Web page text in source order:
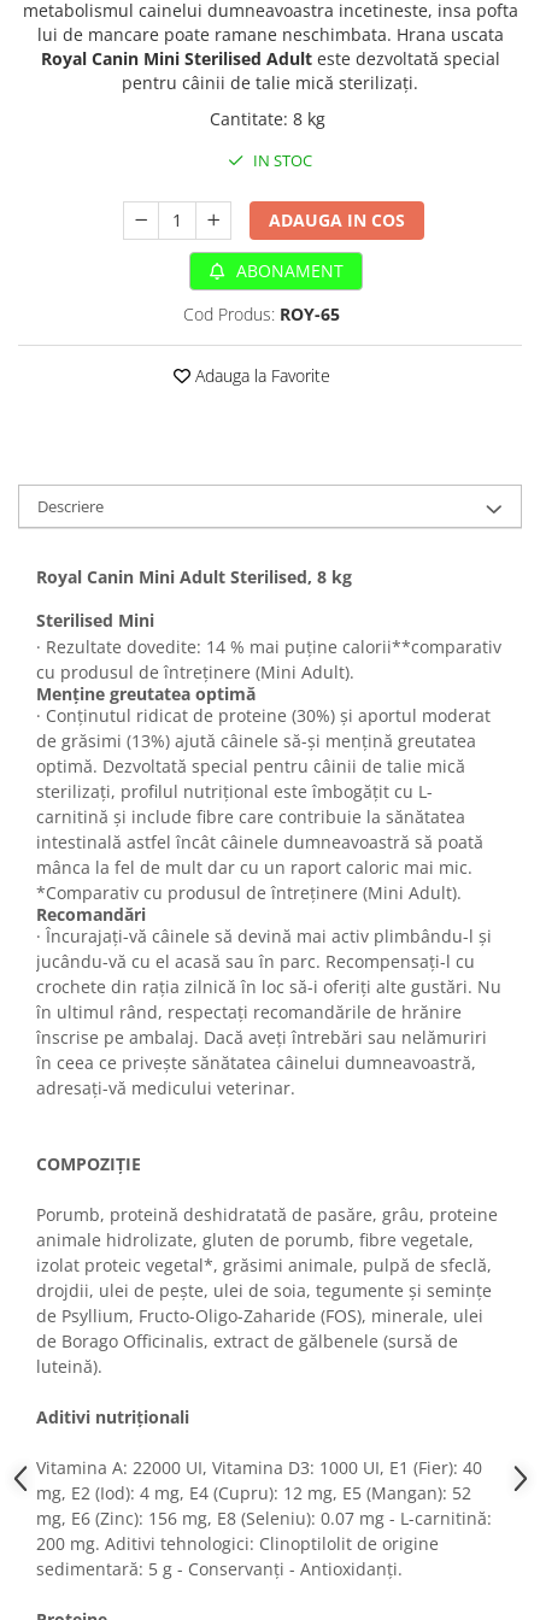
Sampoane si Balsamuri
Servetele Umede
Covorase absorbante
Curatare Ochi
Solutii Atractante si repelente
Custi transport - Pisici
Jucarii Pisici
Lese, Hamuri si Zgarzi
Paturi, perne si cosuri pentru pisici
metabolismul cainelui dumneavoastra incetineste, insa pofta
lui de mancare poate ramane neschimbata. Hrana uscata
Royal Canin Mini Sterilised Adulteste dezvoltată special
pentru câinii de talie mică sterilizați.
Cantitate: 8 kg
IN STOC
ADAUGA IN COS
ABONAMENT
Cod Produs: ROY-65
Adauga la Favorite
Descriere
Royal Canin Mini Adult Sterilised, 8 kg
Sterilised Mini
· Rezultate dovedite: 14 % mai puține calorii**comparativ
cu produsul de întreținere (Mini Adult).
Menține greutatea optimă
· Conținutul ridicat de proteine (30%) și aportul moderat
de grăsimi (13%) ajută câinele să-și mențină greutatea
optimă. Dezvoltată special pentru câinii de talie mică
sterilizați, profilul nutrițional este îmbogățit cu L-
carnitină și include fibre care contribuie la sănătatea
intestinală astfel încât câinele dumneavoastră să poată
mânca la fel de mult dar cu un raport caloric mai mic.
*Comparativ cu produsul de întreținere (Mini Adult).
Recomandări
· Încurajați-vă câinele să devină mai activ plimbându-l și
jucându-vă cu el acasă sau în parc. Recompensați-l cu
crochete din rația zilnică în loc să-i oferiți alte gustări. Nu
în ultimul rând, respectați recomandările de hrănire
înscrise pe ambalaj. Dacă aveți întrebări sau nelămuriri
în ceea ce privește sănătatea câinelui dumneavoastră,
adresați-vă medicului veterinar.
COMPOZIȚIE
Porumb, proteină deshidratată de pasăre, grâu, proteine
animale hidrolizate, gluten de porumb, fibre vegetale,
izolat proteic vegetal*, grăsimi animale, pulpă de sfeclă,
drojdii, ulei de pește, ulei de soia, tegumente și semințe
de Psyllium, Fructo-Oligo-Zaharide (FOS), minerale, ulei
de Borago Officinalis, extract de gălbenele (sursă de
luteină).
Aditivi nutriționali
Vitamina A: 22000 UI, Vitamina D3: 1000 UI, E1 (Fier): 40
mg, E2 (Iod): 4 mg, E4 (Cupru): 12 mg, E5 (Mangan): 52
mg, E6 (Zinc): 156 mg, E8 (Seleniu): 0.07 mg - L-carnitină:
200 mg. Aditivi tehnologici: Clinoptilolit de origine
sedimentară: 5 g - Conservanți - Antioxidanți.